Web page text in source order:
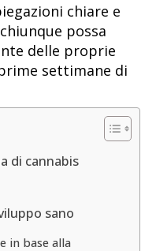
chiare e
possa
delle proprie
settimane di
di cannabis
sano
in base alla